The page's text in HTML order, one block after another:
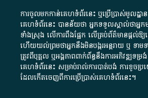
ការចូលមកកាន់គេហទំព័រនេះ ឬប្រើប្រាស់មូលដ្ឋ
គេហទំព័រនេះ បានន័យថា អ្នកទទួលស្គាល់ថាអ្ន
ទាំងស្រុង លើការពឹងផ្អែក លើគ្រប់ព័ត៌មានផ្តល់ឱ្
ហើយយល់ព្រមថាអ្នកនឹងមិនបង្ករអន្តរាយ ឬ ទាម
ត្រូវពីបុគ្គល ឬអង្គភាពពាក់ព័ន្ធនឹងការអភិវឌ្ឍទម្
គេហទំព័រនេះ សម្រាប់រាល់ការបាត់បង់ ការខូចប្
ដែលកើតចេញពីការប្រើប្រាស់គេហទំព័រនេះ។